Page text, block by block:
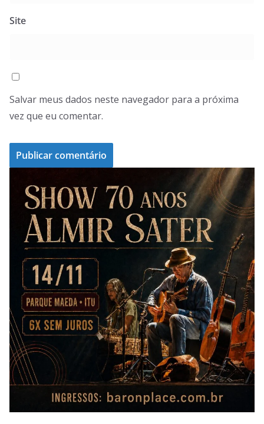
Site
Salvar meus dados neste navegador para a próxima
vez que eu comentar.